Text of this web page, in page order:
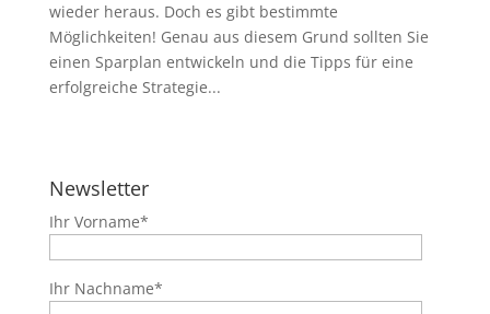
wieder heraus. Doch es gibt bestimmte
Möglichkeiten! Genau aus diesem Grund sollten Sie
einen Sparplan entwickeln und die Tipps für eine
erfolgreiche Strategie...
Newsletter
Ihr Vorname*
Ihr Nachname*